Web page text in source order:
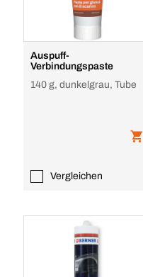
Auspuff-
Verbindungspaste
140 g, dunkelgrau, Tube
Vergleichen